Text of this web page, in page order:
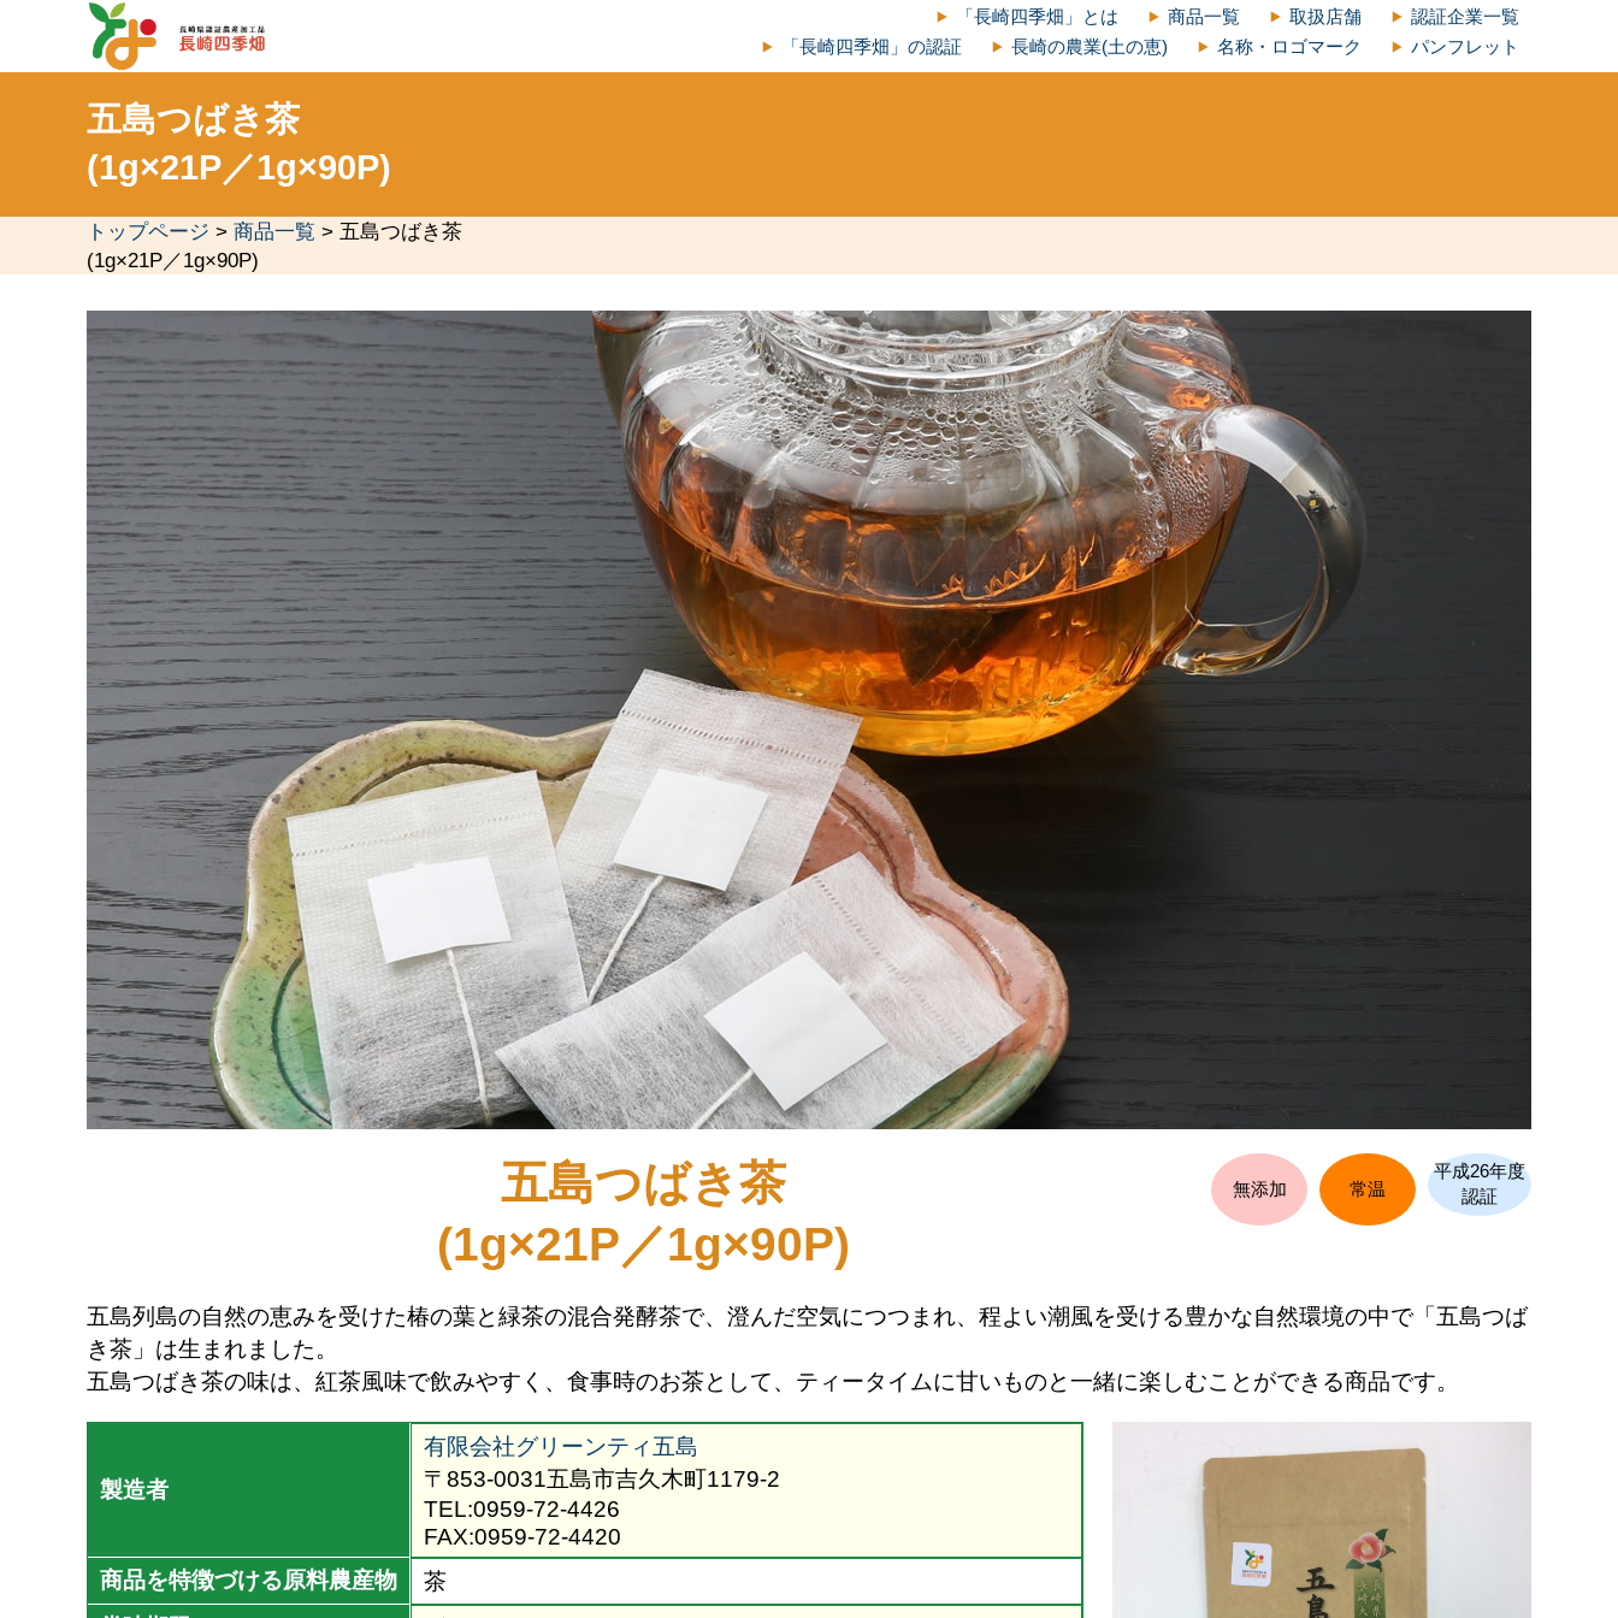
「長崎四季畑」とは 商品一覧 取扱店舗
認証企業一覧
「長崎四季畑」の認証
長崎の農業(土の恵) 名称・ロゴマーク パンフレット
五島つばき茶
(1g×21P／1g×90P)
トップページ > 商品一覧 > 五島つばき茶
(1g×21P／1g×90P)
平成26年度
認証
常温
無添加
五島つばき茶
(1g×21P／1g×90P)
五島列島の自然の恵みを受けた椿の葉と緑茶の混合発酵茶で、澄んだ空気につつまれ、程よい潮風を受ける豊かな自然環境の中で「五島つば
き茶」は生まれました。
五島つばき茶の味は、紅茶風味で飲みやすく、食事時のお茶として、ティータイムに甘いものと一緒に楽しむことができる商品です。
製造者
有限会社グリーンティ五島
〒853-0031五島市吉久木町1179-2
TEL:0959-72-4426
FAX:0959-72-4420
商品を特徴づける原料農産物
茶